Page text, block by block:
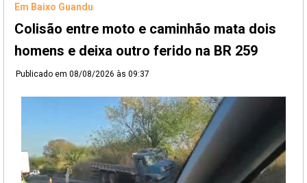
Em Baixo Guandu
Colisão entre moto e caminhão mata dois
homens e deixa outro ferido na BR 259
Publicado em 08/08/2026 às 09:37